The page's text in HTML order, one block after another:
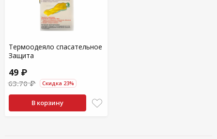
Термоодеяло спасательное
Защита
49 ₽
63.70 ₽ Скидка 23%
В корзину